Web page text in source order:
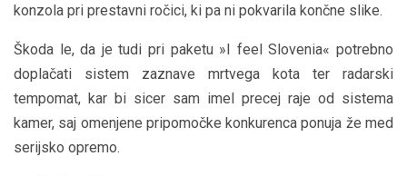
konzola pri prestavni ročici, ki pa ni pokvarila končne slike.
Škoda le, da je tudi pri paketu »I feel Slovenia« potrebno
doplačati sistem zaznave mrtvega kota ter radarski
tempomat, kar bi sicer sam imel precej raje od sistema
kamer, saj omenjene pripomočke konkurenca ponuja že med
serijsko opremo.